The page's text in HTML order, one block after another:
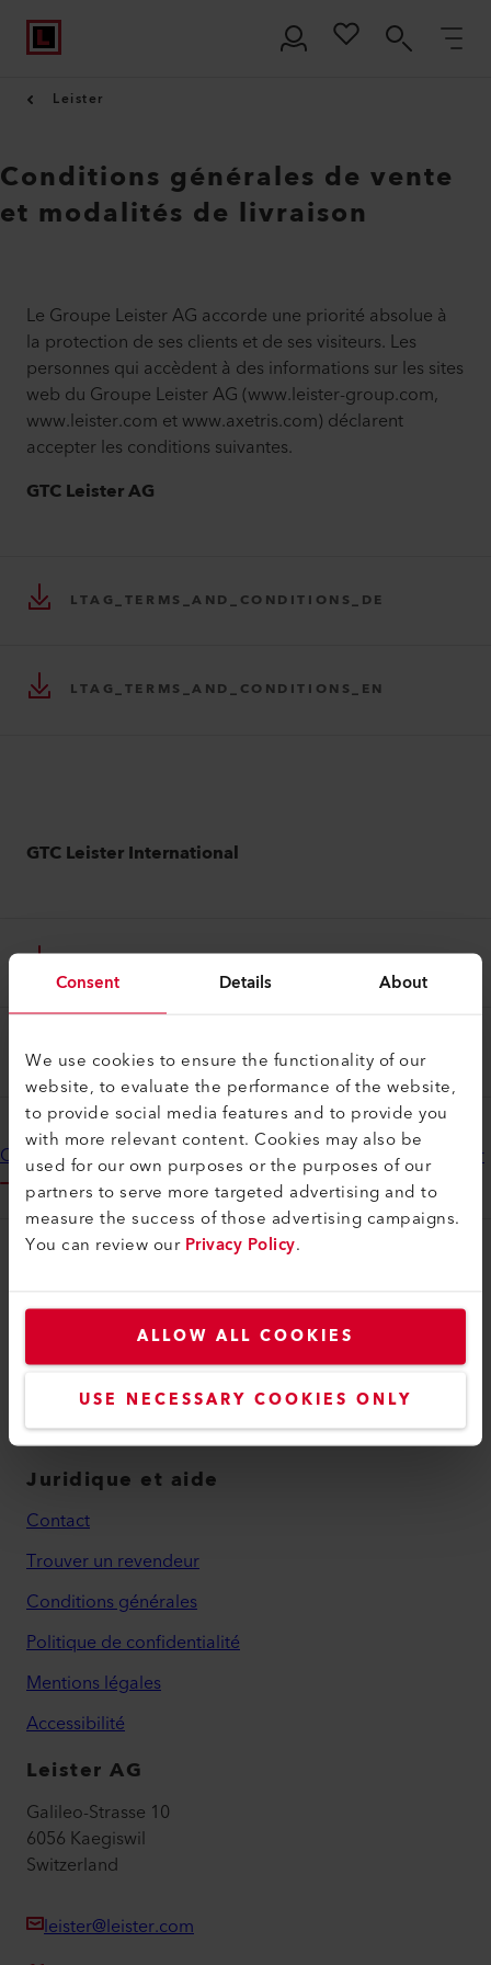
Consent Details About
We use cookies to ensure the functionality of our
website, to evaluate the performance of the website,
to provide social media features and to provide you
with more relevant content. Cookies may also be
used for our own purposes or the purposes of our
partners to serve more targeted advertising and to
measure the success of those advertising campaigns.
You can review ourPrivacy Policy.
ALLOW ALL COOKIES
USE NECESSARY COOKIES ONLY
Leister
Conditions générales de vente
et modalités de livraison
Le Groupe Leister AG accorde une priorité absolue à
la protection de ses clients et de ses visiteurs. Les
personnes qui accèdent à des informations sur les sites
web du Groupe Leister AG (www.leister-group.com,
www.leister.com et www.axetris.com) déclarent
accepter les conditions suivantes.
GTC Leister AG
LTAG_TERMS_AND_CONDITIONS_DE
LTAG_TERMS_AND_CONDITIONS_EN
GTC Leister International
LIAG_TERMS_AND_CONDITIONS_EN
Contrat de licence client final pour les applications myLeister
myLeister Account
Services
myLeister Apps
Juridique et aide
Contact
Trouver un revendeur
Conditions générales
Politique de confidentialité
Mentions légales
Accessibilité
Leister AG
Galileo-Strasse 10
6056 Kaegiswil
Switzerland
leister@leister.com